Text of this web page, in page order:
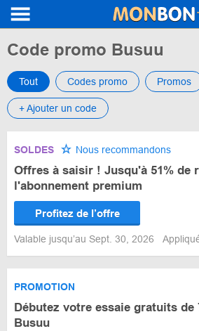
Code promo Busuu
Tout Codes promo Promos
+ Ajouter un code
SOLDES Nous recommandons
Offres à saisir ! Jusqu'à 51% de
l'abonnement premium
Profitez de l’offre
Valable jusqu’au Sept. 30, 2026
PROMOTION
Débutez votre essaie gratuits de
Busuu